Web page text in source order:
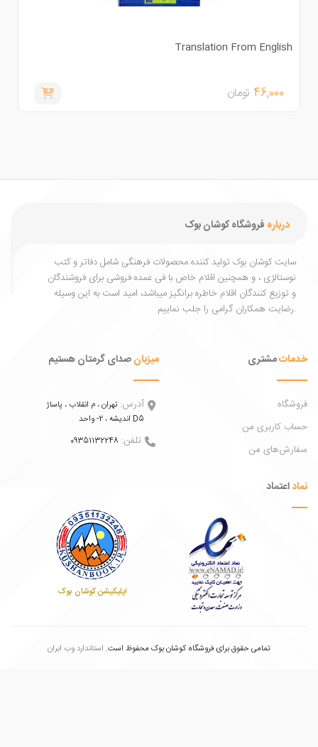
Translation From
46,000تومان
فروشگاه کوشان بوک
کوشان بوک تولید کننده محصولات فرهنگی شامل دفاتر و کتب
، و همچنین اقلام خاص با فی عمده فروشی برای فروشندگان
کنندگان اقلام خاطره برانگیز میباشد، امید است به این وسیله
مشتری
کاربری من
من
صدای گرمتان هستیم
آدرس:تهران ، م انقلاب ، پاساژ
تلفن:09351132248
اپلیکیشن کوشان بوک
تمامی حقوق برای فروشگاه کوشان بوک محفوظ است.استاندارد وب ابران